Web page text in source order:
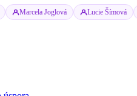
Marcela Joglová Lucie Šímová